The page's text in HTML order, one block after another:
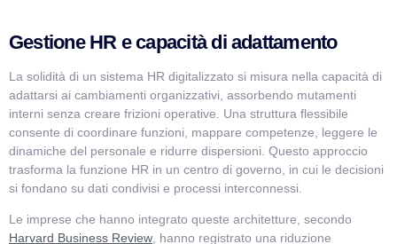
Gestione HR e capacità di adattamento
La solidità di un sistema HR digitalizzato si misura nella capacità di
adattarsi ai cambiamenti organizzativi, assorbendo mutamenti
interni senza creare frizioni operative. Una struttura flessibile
consente di coordinare funzioni, mappare competenze, leggere le
dinamiche del personale e ridurre dispersioni. Questo approccio
trasforma la funzione HR in un centro di governo, in cui le decisioni
si fondano su dati condivisi e processi interconnessi.
Le imprese che hanno integrato queste architetture, secondo
Harvard Business Review, hanno registrato una riduzione